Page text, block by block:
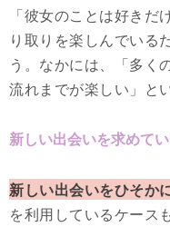
「彼女のことは好き
り取りを楽しんでいる
う。なかには、「多く
流れまでが楽しい」と
新しい出会いを求めて
新しい出会いをひそか
を利用しているケース